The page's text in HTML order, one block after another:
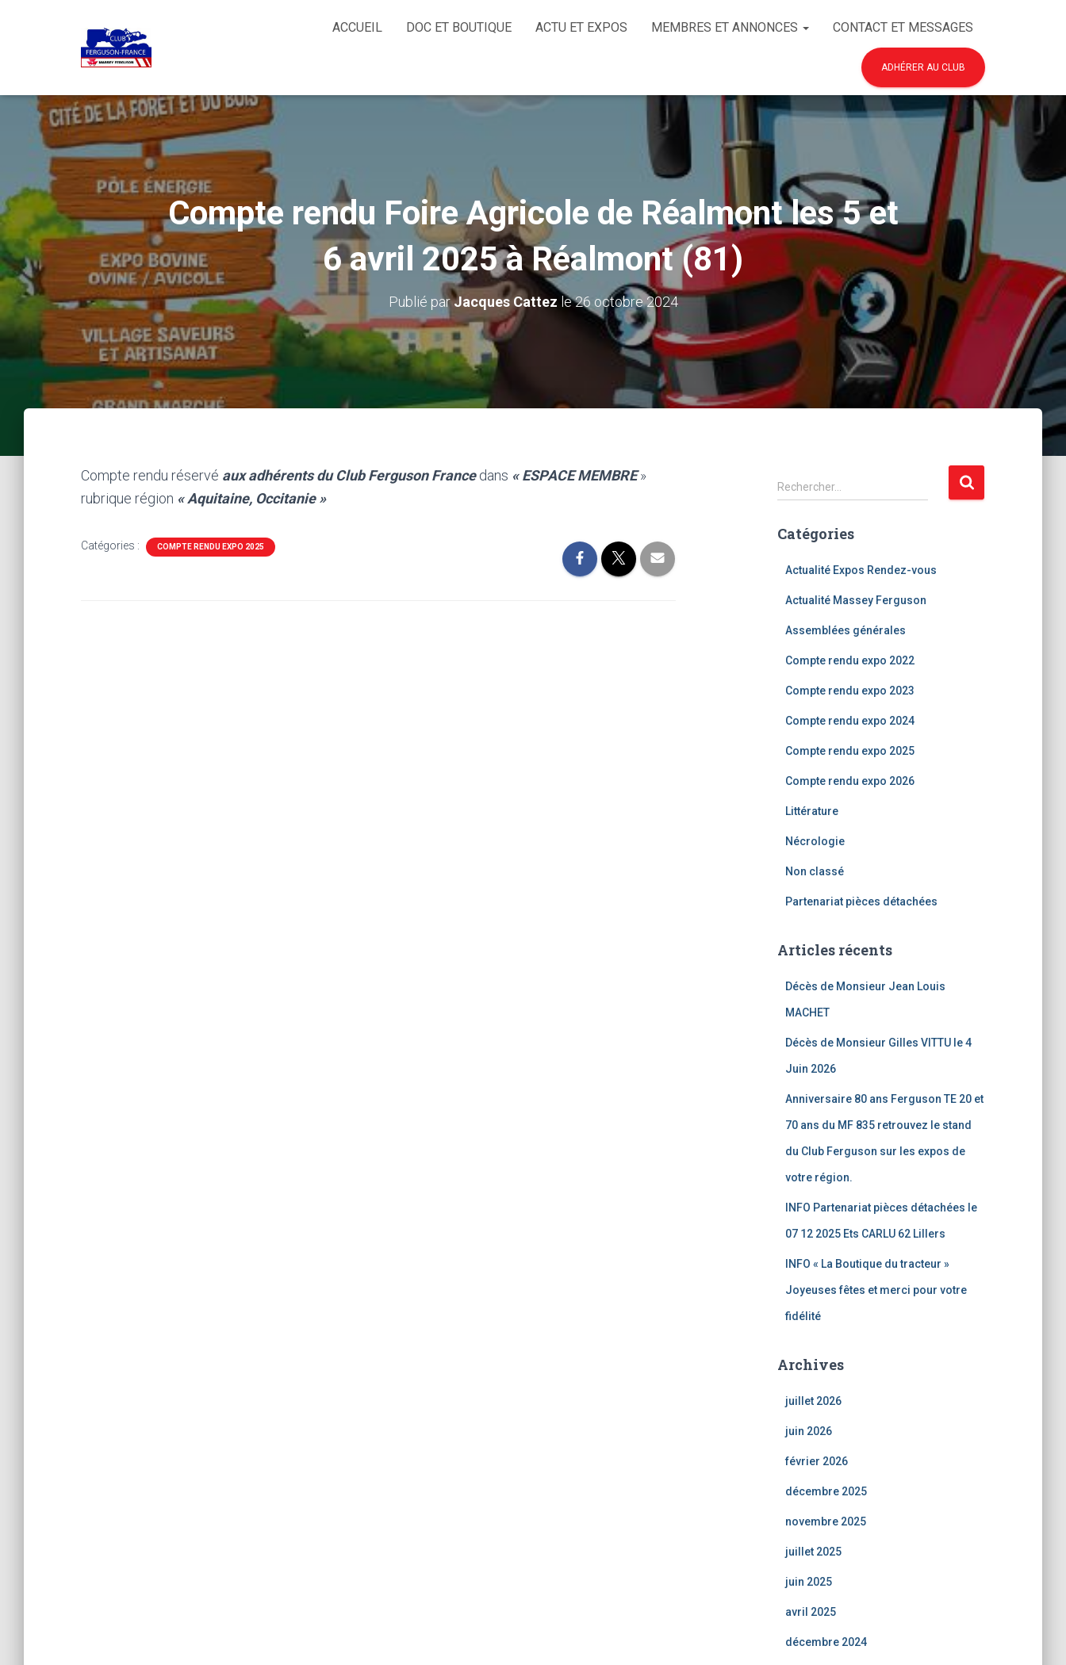
ACCUEIL DOC ET BOUTIQUE ACTU ET EXPOS MEMBRES ET ANNONCES CONTACT ET MESSAGES
ADHÉRER AU CLUB
Compte rendu Foire Agricole de Réalmont les 5 et
6 avril 2025 à Réalmont (81)
Publié parJacques Cattez le26 octobre 2024
Compte rendu réservé aux adhérents du Club Ferguson Francedans « ESPACE MEMBRE»
rubrique région « Aquitaine, Occitanie »
Catégories : COMPTE RENDU EXPO 2025
R
e
h
Rechercher…
Catégories
Actualité Expos Rendez-vous
Actualité Massey Ferguson
Assemblées générales
Compte rendu expo 2022
Compte rendu expo 2023
Compte rendu expo 2024
Compte rendu expo 2025
Compte rendu expo 2026
Littérature
Nécrologie
Non classé
Partenariat pièces détachées
Articles récents
Décès de Monsieur Jean Louis
MACHET
Décès de Monsieur Gilles VITTU le 4
Juin 2026
Anniversaire 80 ans Ferguson TE 20 et
70 ans du MF 835 retrouvez le stand
du Club Ferguson sur les expos de
votre région.
INFO Partenariat pièces détachées le
07 12 2025 Ets CARLU 62 Lillers
INFO « La Boutique du tracteur »
Joyeuses fêtes et merci pour votre
fidélité
Archives
juillet 2026
juin 2026
février 2026
décembre 2025
novembre 2025
juillet 2025
juin 2025
avril 2025
décembre 2024